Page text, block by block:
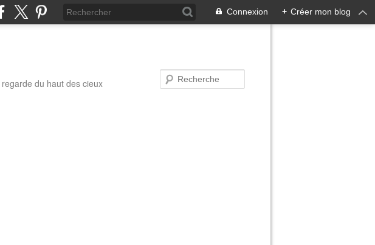
Connexion + Créer mon blog
du haut des cieux